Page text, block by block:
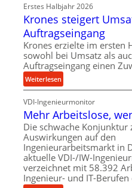
ü
c
p
r
o
z
e
r
i
e
b
u
n
d
H
y
d
r
a
u
l
i
k
r
ä
i
s
e
u
n
a
n
g
l
e
b
Erstes Halbjahr 2026
Krones steigert
Auftragseingang
Krones erzielte im ersten
sowohl bei Umsatz als
Auftragseingang einen
Weiterlesen:
K
r
o
n
e
s
s
t
e
VDI-Ingenieurmonitor
Mehr Arbeitslose,
Die schwache Konjunktur
Auswirkungen auf den
Ingenieurarbeitsmarkt in
aktuelle VDI-/IW-
verzeichnet mit 58.392
Ingenieur- und IT-